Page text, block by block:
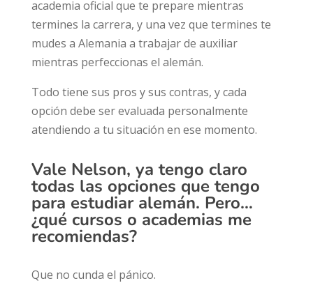
academia oficial que te prepare mientras
termines la carrera, y una vez que termines te
mudes a Alemania a trabajar de auxiliar
mientras perfeccionas el alemán.
Todo tiene sus pros y sus contras, y cada
opción debe ser evaluada personalmente
atendiendo a tu situación en ese momento.
Vale Nelson, ya tengo claro
todas las opciones que tengo
para estudiar alemán. Pero…
¿qué cursos o academias me
recomiendas?
Que no cunda el pánico.